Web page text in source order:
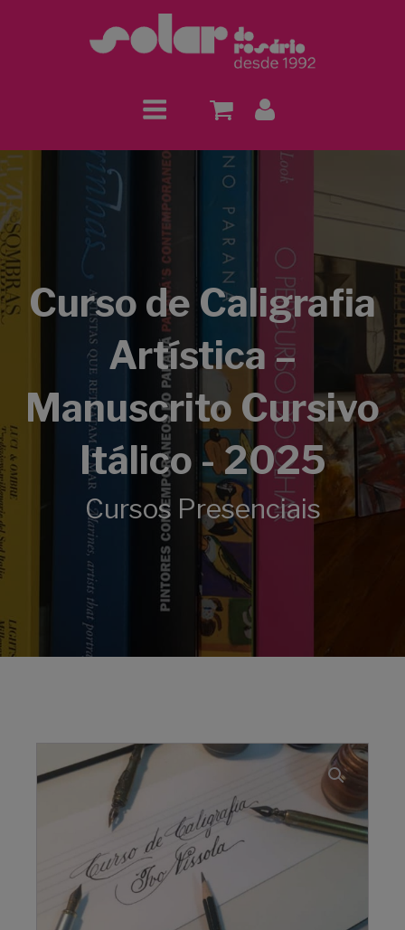
Curso de Caligrafia
Artística –
Manuscrito Cursivo
Itálico - 2025
Cursos Presenciais